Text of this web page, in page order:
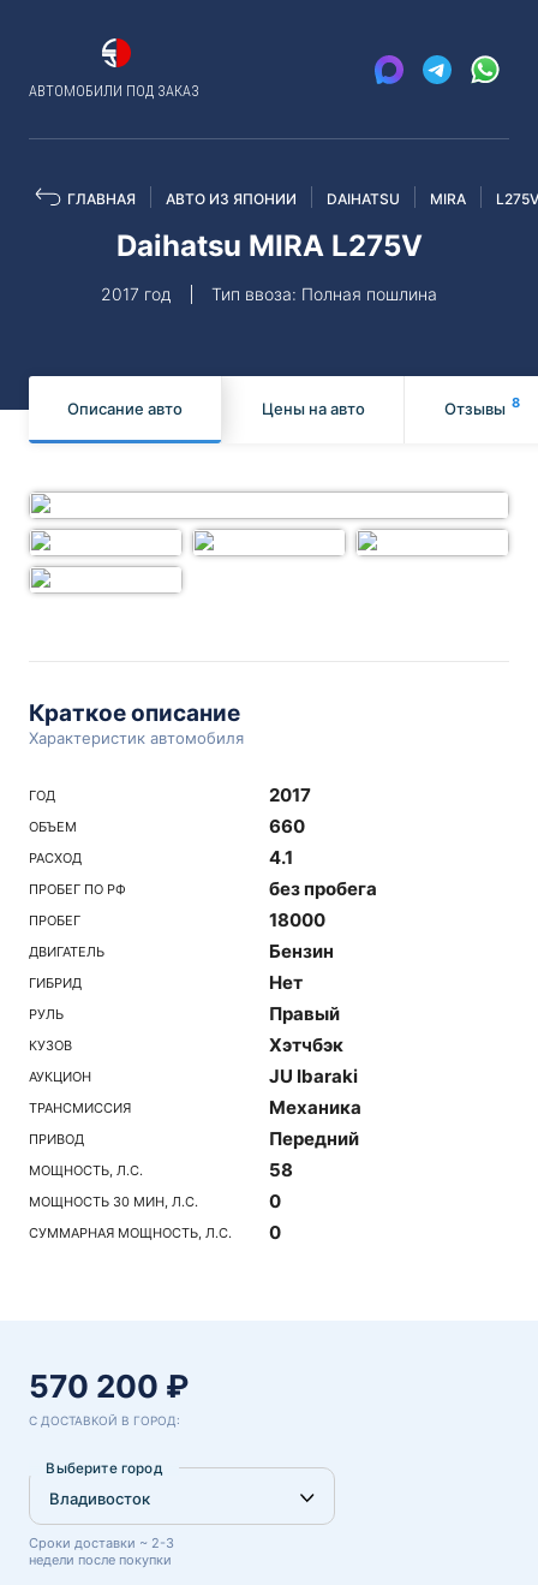
АВТОМОБИЛИ ПОД ЗАКАЗ
ГЛАВНАЯ АВТО ИЗ ЯПОНИИ DAIHATSU MIRA L275V
Daihatsu MIRA L275V
2017 год Тип ввоза: Полная пошлина
Описание авто Цены на авто Отзывы 8
Краткое описание
Характеристик автомобиля
ГОД 2017
ОБЪЕМ 660
РАСХОД 4.1
ПРОБЕГ ПО РФ без пробега
ПРОБЕГ 18000
ДВИГАТЕЛЬ Бензин
ГИБРИД Нет
РУЛЬ Правый
КУЗОВ Хэтчбэк
АУКЦИОН JU Ibaraki
ТРАНСМИССИЯ Механика
ПРИВОД Передний
МОЩНОСТЬ, Л.С. 58
МОЩНОСТЬ 30 МИН, Л.С. 0
СУММАРНАЯ МОЩНОСТЬ, Л.С. 0
570 200 ₽
С ДОСТАВКОЙ В ГОРОД:
Выберите город
Сроки доставки ~ 2-3
недели после покупки